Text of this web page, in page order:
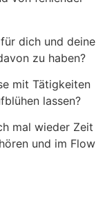
dich und deine
zu haben?
mit Tätigkeiten
lassen?
mal wieder Zeit
und im Flow